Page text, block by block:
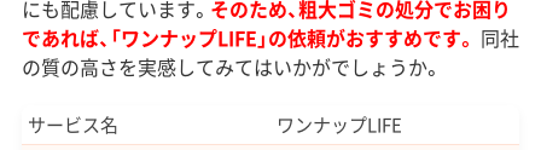
にも配慮しています。 そのため、粗大ゴミの処分でお困り
であれば、「ワンナップLIFE」の依頼がおすすめです。 同社
の質の高さを実感してみてはいかがでしょうか。
サービス名 ワンナップLIFE